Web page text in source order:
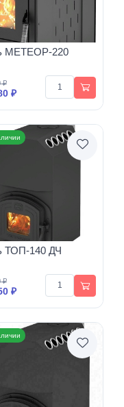
МЕТЕОР-220
₽
₽
ТОП-140 ДЧ
₽
₽